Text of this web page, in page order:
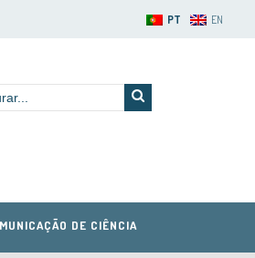
PT EN
DE CIÊNCIA